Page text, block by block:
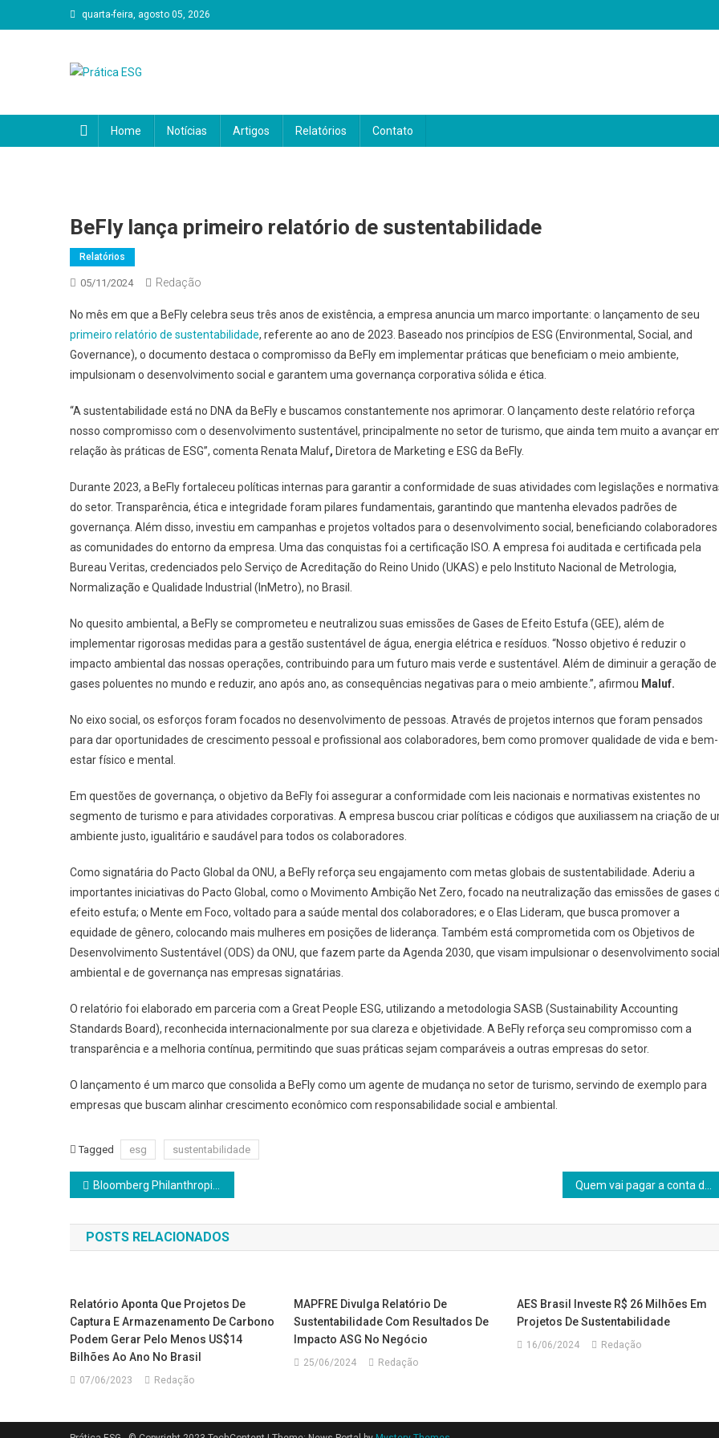
to
quarta-feira, agosto 05, 2026
Home Notícias Artigos Relatórios Contato
BeFly lança primeiro relatório de sustentabilidade
Relatórios
05/11/2024 Redação
No mês em que a BeFly celebra seus três anos de existência, a empresa anuncia um marco importante: o lançamento de seu
primeiro relatório de sustentabilidade, referente ao ano de 2023. Baseado nos princípios de ESG (Environmental, Social, and
Governance), o documento destaca o compromisso da BeFly em implementar práticas que beneficiam o meio ambiente,
impulsionam o desenvolvimento social e garantem uma governança corporativa sólida e ética.
“A sustentabilidade está no DNA da BeFly e buscamos constantemente nos aprimorar. O lançamento deste relatório reforça
nosso compromisso com o desenvolvimento sustentável, principalmente no setor de turismo, que ainda tem muito a avançar
relação às práticas de ESG”, comenta Renata Maluf, Diretora de Marketing e ESG da BeFly.
Durante 2023, a BeFly fortaleceu políticas internas para garantir a conformidade de suas atividades com legislações e
do setor. Transparência, ética e integridade foram pilares fundamentais, garantindo que mantenha elevados padrões de
governança. Além disso, investiu em campanhas e projetos voltados para o desenvolvimento social, beneficiando colaboradores
as comunidades do entorno da empresa. Uma das conquistas foi a certificação ISO. A empresa foi auditada e certificada pela
Bureau Veritas, credenciados pelo Serviço de Acreditação do Reino Unido (UKAS) e pelo Instituto Nacional de Metrologia,
Normalização e Qualidade Industrial (InMetro), no Brasil.
No quesito ambiental, a BeFly se comprometeu e neutralizou suas emissões de Gases de Efeito Estufa (GEE), além de
implementar rigorosas medidas para a gestão sustentável de água, energia elétrica e resíduos. “Nosso objetivo é reduzir o
impacto ambiental das nossas operações, contribuindo para um futuro mais verde e sustentável. Além de diminuir a geração de
gases poluentes no mundo e reduzir, ano após ano, as consequências negativas para o meio ambiente.”, afirmou Maluf.
No eixo social, os esforços foram focados no desenvolvimento de pessoas. Através de projetos internos que foram pensados
para dar oportunidades de crescimento pessoal e profissional aos colaboradores, bem como promover qualidade de vida e bem-
estar físico e mental.
Em questões de governança, o objetivo da BeFly foi assegurar a conformidade com leis nacionais e normativas existentes no
segmento de turismo e para atividades corporativas. A empresa buscou criar políticas e códigos que auxiliassem na criação de
ambiente justo, igualitário e saudável para todos os colaboradores.
Como signatária do Pacto Global da ONU, a BeFly reforça seu engajamento com metas globais de sustentabilidade. Aderiu a
importantes iniciativas do Pacto Global, como o Movimento Ambição Net Zero, focado na neutralização das emissões de gases
efeito estufa; o Mente em Foco, voltado para a saúde mental dos colaboradores; e o Elas Lideram, que busca promover a
equidade de gênero, colocando mais mulheres em posições de liderança. Também está comprometida com os Objetivos de
Desenvolvimento Sustentável (ODS) da ONU, que fazem parte da Agenda 2030, que visam impulsionar o desenvolvimento
ambiental e de governança nas empresas signatárias.
O relatório foi elaborado em parceria com a Great People ESG, utilizando a metodologia SASB (Sustainability Accounting
Standards Board), reconhecida internacionalmente por sua clareza e objetividade. A BeFly reforça seu compromisso com a
transparência e a melhoria contínua, permitindo que suas práticas sejam comparáveis a outras empresas do setor.
O lançamento é um marco que consolida a BeFly como um agente de mudança no setor de turismo, servindo de exemplo para
empresas que buscam alinhar crescimento econômico com responsabilidade social e ambiental.
Tagged esg sustentabilidade
Navegação
de
Post
Bloomberg Philanthropies firma parceria com Urban20 para impulsionar ações ambientais
POSTS RELACIONADOS
Relatório Aponta Que Projetos De
Captura E Armazenamento De Carbono
Podem Gerar Pelo Menos US$14
Bilhões Ao Ano No Brasil
07/06/2023 Redação
MAPFRE Divulga Relatório De
Sustentabilidade Com Resultados De
Impacto ASG No Negócio
25/06/2024 Redação
AES Brasil Investe R$ 26 Milhões Em
Projetos De Sustentabilidade
16/06/2024 Redação